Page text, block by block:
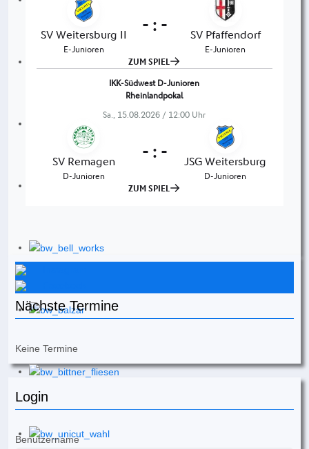
Nächste Termine
Keine Termine
Login
Benutzername